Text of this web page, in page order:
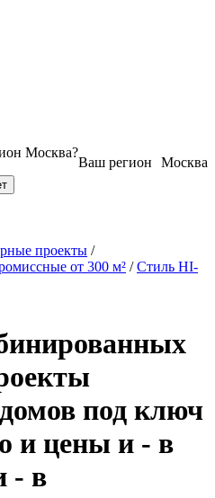
Москва
Ваш регион
Москва?
проекты /
от 300 м² /Стиль HI-
под ключ
и цены и - в
- в